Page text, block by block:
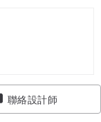
聯絡設計師